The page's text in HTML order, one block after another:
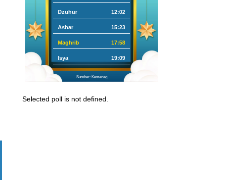
Dzuhur 12:02
Ashar 15:23
Maghrib 17:58
Isya 19:09
Sumber: Kemenag
Selected poll is not defined.